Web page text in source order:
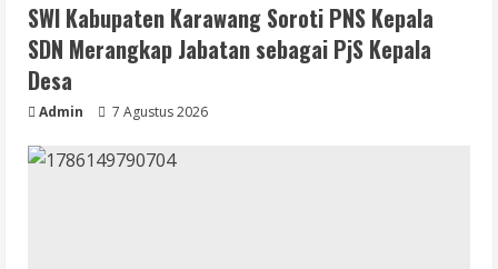
SWI Kabupaten Karawang Soroti PNS Kepala
SDN Merangkap Jabatan sebagai PjS Kepala
Desa
Admin 7 Agustus 2026